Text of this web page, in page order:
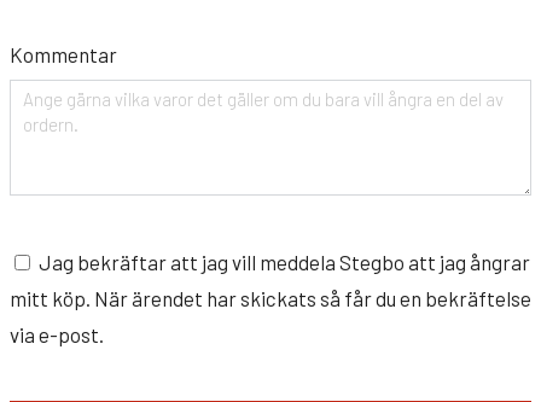
Kommentar
Jag bekräftar att jag vill meddela Stegbo att jag ångrar
mitt köp. När ärendet har skickats så får du en bekräftelse
via e-post.